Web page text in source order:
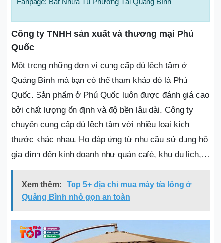
Công ty TNHH sản xuất và thương mại Phú
Quốc
Một trong những đơn vị cung cấp dù lệch tâm ở
Quảng Bình mà bạn có thể tham khảo đó là Phú
Quốc. Sản phẩm ở Phú Quốc luôn được đánh giá cao
bởi chất lượng ổn định và độ bền lâu dài. Công ty
chuyên cung cấp dù lệch tâm với nhiều loại kích
thước khác nhau. Họ đáp ứng từ nhu cầu sử dụng hộ
gia đình đến kinh doanh như quán café, khu du lịch,…
Xem thêm:
Top 5+ địa chỉ mua máy tỉa lông ở
Quảng Bình nhỏ gọn an toàn